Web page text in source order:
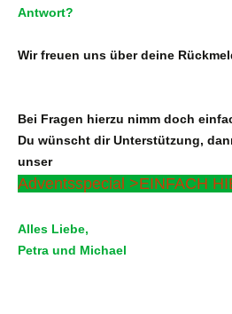
Antwort?
Wir freuen uns über deine
Bei Fragen hierzu nimm doch
Du wünscht dir Unterstützung,
unser
Adventsspecial >EINFACH
Alles Liebe,
Petra und Michael